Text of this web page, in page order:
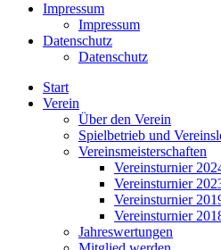
Impressum
Impressum
Datenschutz
Datenschutz
Start
Verein
Über den Verein
Spielbetrieb und
Vereinsmeisterschaften
Vereinsturnier
Vereinsturnier
Vereinsturnier
Vereinsturnier
Jahreswertungen